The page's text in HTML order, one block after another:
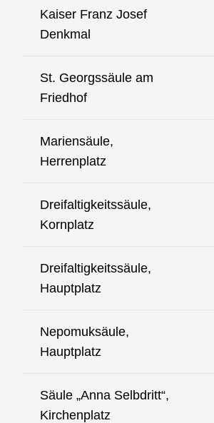
Kaiser Franz Josef
Denkmal
St. Georgssäule am
Friedhof
Mariensäule,
Herrenplatz
Dreifaltigkeitssäule,
Kornplatz
Dreifaltigkeitssäule,
Hauptplatz
Nepomuksäule,
Hauptplatz
Säule „Anna Selbdritt“,
Kirchenplatz